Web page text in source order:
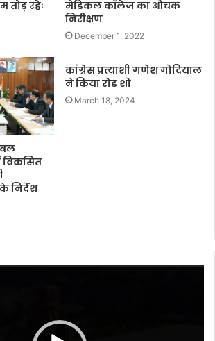
रहेः
मेडिकल कॉलेज का औचक
निरीक्षण
December 1, 2022
निर्देश
कांग्रेस प्रत्याशी गणेश गोदियाल
ने किया रोड शो
March 18, 2024